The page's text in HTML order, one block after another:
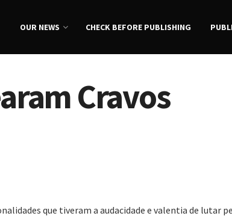
OUR NEWS CHECK BEFORE PUBLISHING
Cravos
que tiveram a audacidade e valentia de lutar